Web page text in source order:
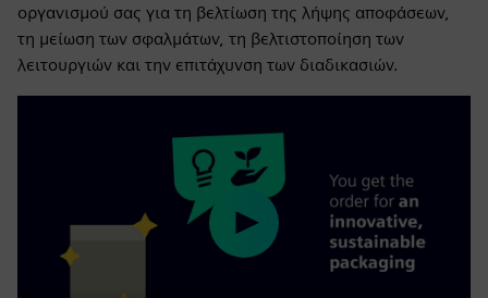
οργανισμού σας για τη βελτίωση της λήψης αποφάσεων,
τη μείωση των σφαλμάτων, τη βελτιστοποίηση των
λειτουργιών και την επιτάχυνση των διαδικασιών.
Play